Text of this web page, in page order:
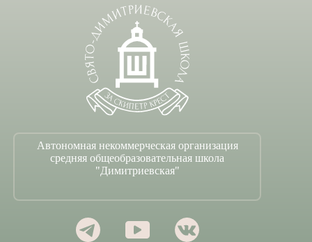
Автономная некоммерческая организация
средняя общеобразовательная школа
"Димитриевская"